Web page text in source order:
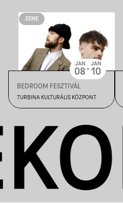
ZENE
BEDROOM FESZTIVÁL
TURBINA KULTURÁLIS KÖZPONT
JAN
08- JAN
10